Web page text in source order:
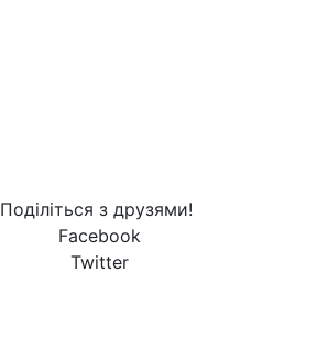
Поділіться з друзями!
Facebook
Twitter